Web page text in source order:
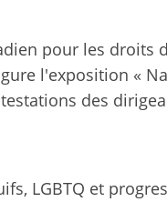
pour les droits
l'exposition «
des
LGBTQ et